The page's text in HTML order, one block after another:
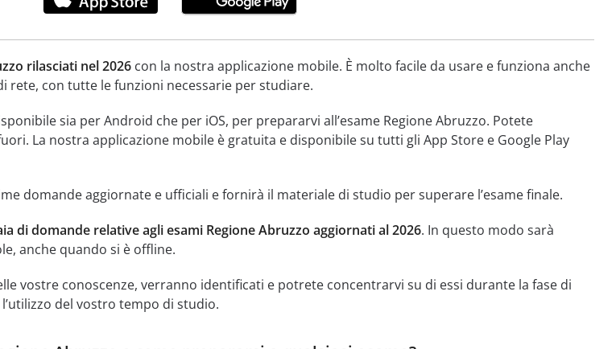
rilasciati nel 2026con la nostra applicazione mobile. È molto facile da usare e funziona anche
rete, con tutte le funzioni necessarie per studiare.
sia per Android che per iOS, per prepararvi all’esame Regione Abruzzo. Potete
La nostra applicazione mobile è gratuita e disponibile su tutti gli App Store e Google Play
domande aggiornate e ufficiali e fornirà il materiale di studio per superare l’esame finale.
di domande relative agli esami Regione Abruzzo aggiornati al 2026. In questo modo sarà
anche quando si è offline.
vostre conoscenze, verranno identificati e potrete concentrarvi su di essi durante la fase di
del vostro tempo di studio.